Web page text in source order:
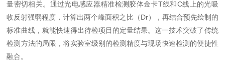
量密切相关。通过光电感应器精准检测胶体金卡T线和C线上的光吸
收反射强弱程度，计算出两个峰面积之比（Dr），再结合预先绘制的
标准曲线，就能快速得出待检项目的定量结果。这一技术突破了传统
检测方法的局限，将实验室级别的检测精度与现场快速检测的便捷性
融合。